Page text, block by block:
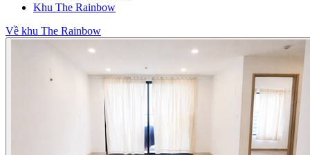
Khu The Rainbow
Về khu The Rainbow